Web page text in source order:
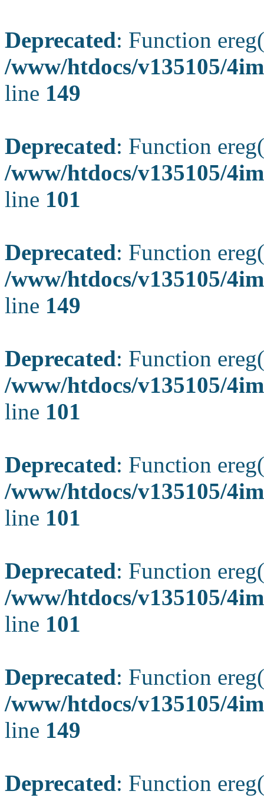
Deprecated: Function
/www/htdocs/v135105/
line 149
Deprecated: Function
/www/htdocs/v135105/
line 101
Deprecated: Function
/www/htdocs/v135105/
line 149
Deprecated: Function
/www/htdocs/v135105/
line 101
Deprecated: Function
/www/htdocs/v135105/
line 101
Deprecated: Function
/www/htdocs/v135105/
line 101
Deprecated: Function
/www/htdocs/v135105/
line 149
Deprecated: Function